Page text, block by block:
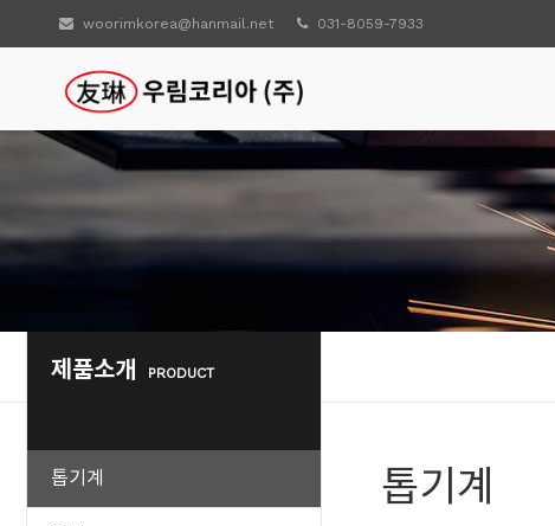
woorimkorea@hanmail.net 031-8059-7933
제품소개 PRODUCT
톱기계 톱기계